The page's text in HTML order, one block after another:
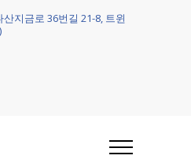
지금로 36번길 21-8, 트윈